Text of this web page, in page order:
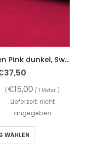
French Terry, unifarben Pink dunkel, Sweatshirtstoff brushed
37,50
(€15,00 / 1 Meter )
Lieferzeit: nicht
angegeben
WÄHLEN